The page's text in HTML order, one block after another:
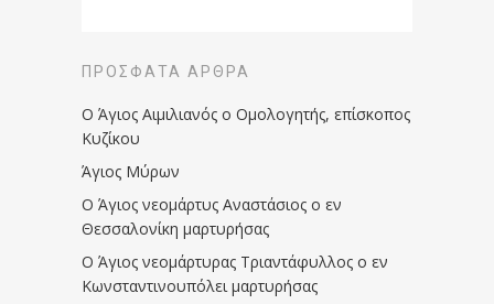
ΠΡΌΣΦΑΤΑ ΆΡΘΡΑ
Ο Άγιος Αιμιλιανός ο Ομολογητής, επίσκοπος
Κυζίκου
Άγιος Μύρων
Ο Άγιος νεομάρτυς Αναστάσιος ο εν
Θεσσαλονίκη μαρτυρήσας
Ο Άγιος νεομάρτυρας Τριαντάφυλλος ο εν
Κωνσταντινουπόλει μαρτυρήσας